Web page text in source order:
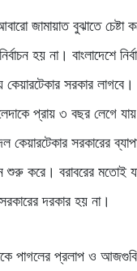
জামায়াত বুঝাতে চেষ্টা
হয় না। বাংলাদেশে
কেয়ারটেকার সরকার
প্রায় ৩ বছর লেগে
কেয়ারটেকার সরকারের
শুরু করে। বরাবরের মতোই
দরকার হয় না।
পাগলের প্রলাপ ও